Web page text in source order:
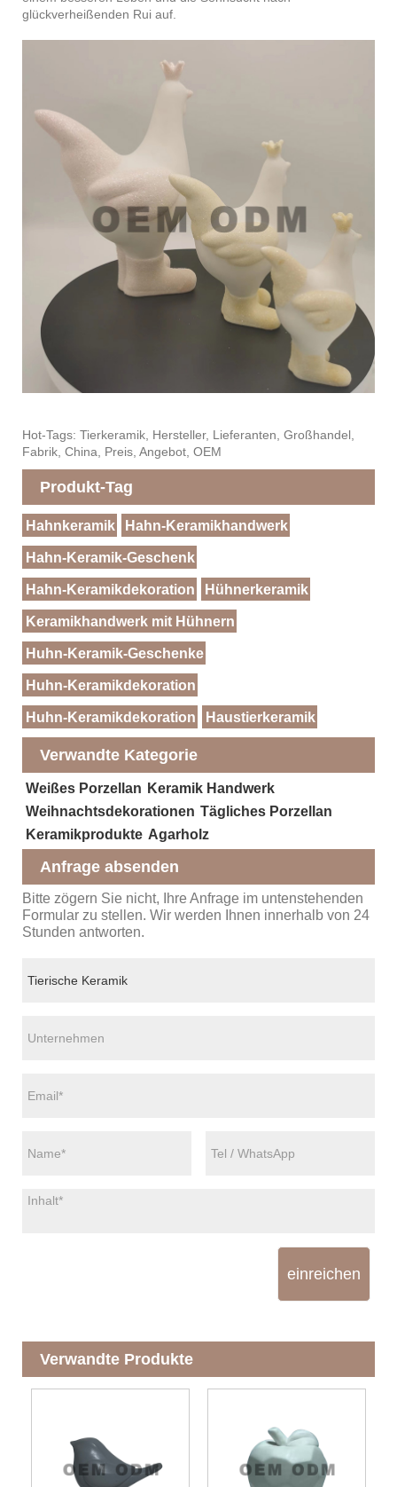
glückverheißenden Rui auf.
Hot-Tags: Tierkeramik, Hersteller, Lieferanten, Großhandel,
Fabrik, China, Preis, Angebot, OEM
Produkt-Tag
Hahnkeramik Hahn-Keramikhandwerk
Hahn-Keramik-Geschenk
Hahn-Keramikdekoration Hühnerkeramik
Keramikhandwerk mit Hühnern
Huhn-Keramik-Geschenke
Huhn-Keramikdekoration
Huhn-Keramikdekoration Haustierkeramik
Verwandte Kategorie
Weißes Porzellan Keramik Handwerk
Weihnachtsdekorationen Tägliches Porzellan
Keramikprodukte Agarholz
Anfrage absenden
Bitte zögern Sie nicht, Ihre Anfrage im untenstehenden
Formular zu stellen. Wir werden Ihnen innerhalb von 24
Stunden antworten.
einreichen
Verwandte Produkte